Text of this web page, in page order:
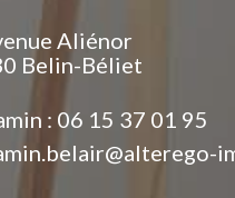
Aliénor
Belin-Béliet
: 06 15 37 01 95